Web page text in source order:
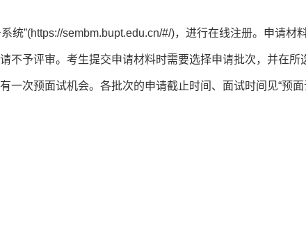
统”(https://sembm.bupt.edu.cn/#/)，进行在线注册。申请材
不予评审。考生提交申请材料时需要选择申请批次，并在所
一次预面试机会。各批次的申请截止时间、面试时间见“预